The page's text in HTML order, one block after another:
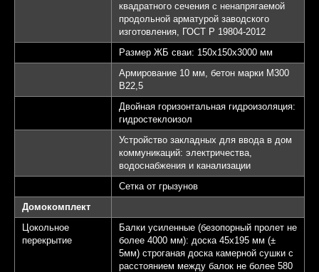
квадратного сечения с ненапрягаемой
продольной арматурой заводского
изготовления, ГОСТ Р 19804-2012
Размер ЖБ сваи: 150х150х3000 мм
Армирование 10 мм, бетон марки М300
B22,5
Двойная горизонтальная гидроизоляция:
гидростеклоизол
Устройство закладных для ввода в дом
коммуникаций: электричества,
водоснабжения и канализации
Сетка от грызунов
Домокомплект
Цокольное
перекрытие
Балки усиленные (безопорный пролет не
более 4000 мм): доска 45х195 мм (±
5мм) строганая доска камерной сушки с
расстоянием между балок не более 580